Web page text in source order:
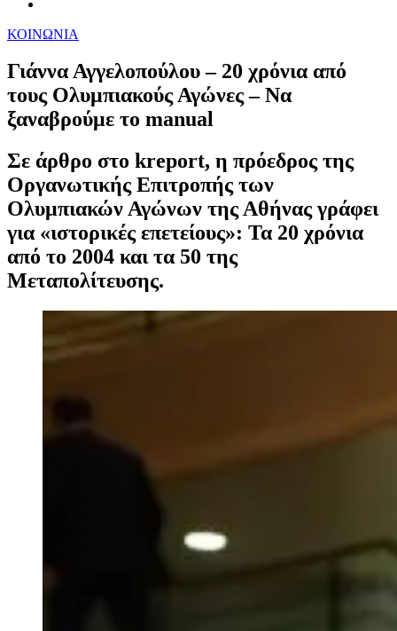
ΚΟΙΝΩΝΙΑ
Γιάννα Αγγελοπούλου – 20 χρόνια από
τους Ολυμπιακούς Αγώνες – Να
ξαναβρούμε το manual
Σε άρθρο στο kreport, η πρόεδρος της
Οργανωτικής Επιτροπής των
Ολυμπιακών Αγώνων της Αθήνας γράφει
για «ιστορικές επετείους»: Τα 20 χρόνια
από το 2004 και τα 50 της
Μεταπολίτευσης.